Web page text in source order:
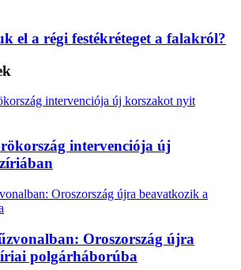
el a régi festékréteget a falakról?
intervenciója új
Oroszország újra
polgárháborúba